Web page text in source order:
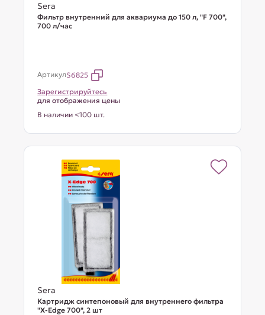
Sera
Фильтр внутренний для аквариума до 150 л, "F 700",
700 л/час
АртикулS6825
Зарегистрируйтесь
для отображения цены
В наличии <100 шт.
Sera
Картридж синтепоновый для внутреннего фильтра
"X-Edge 700", 2 шт